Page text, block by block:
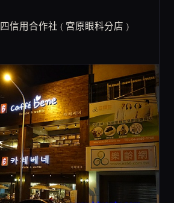
信用合作社 ( 宮原眼科分店 )